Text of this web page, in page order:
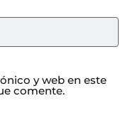
y web en este
comente.